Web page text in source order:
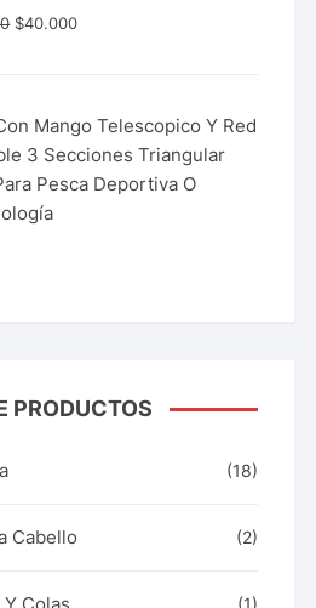
$40.000
Mango Telescopico Y Red
3 Secciones Triangular
Pesca Deportiva O
PRODUCTOS
(18)
Cabello (2)